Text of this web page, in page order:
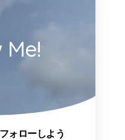
Me!
ォローしよう